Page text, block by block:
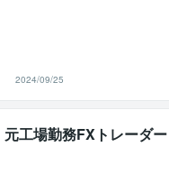
2024/09/25
工場勤務FXトレーダー